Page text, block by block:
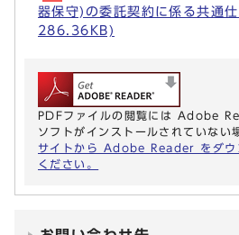
器保守)の委託契約に係る共通
286.36KB)
PDFファイルの閲覧には Adobe
ソフトがインストールされていない
サイトから Adobe Reader をダウ
ください。